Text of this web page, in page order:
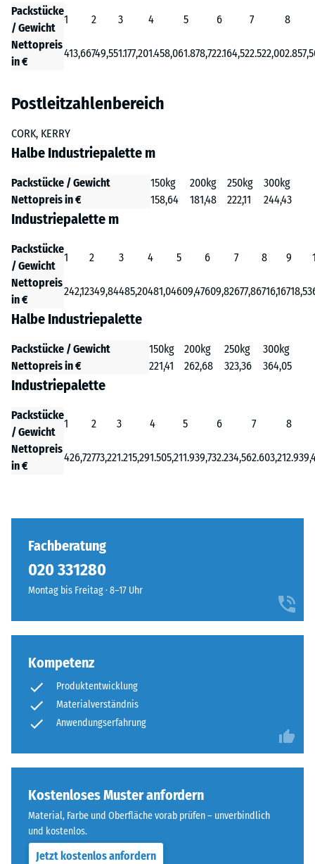
Packstücke
/ Gewicht
1 2 3 4 5 6 7
8
Nettopreis
in €
413,66749,551.177,201.458,061.878,722.164,522.522,00
Postleitzahlenbereich
CORK, KERRY
Halbe Industriepalette m
Packstücke / Gewicht 150kg 200kg 250kg
300kg
Nettopreis in €
158,64 181,48 222,11 244,43
Industriepalette m
Packstücke
/ Gewicht
1 2 3 4 5 6 7 8 9
Nettopreis
in €
242,12349,84485,20481,04609,47609,82677,86716,16718,53
Halbe Industriepalette
Packstücke / Gewicht 150kg 200kg 250kg
300kg
Nettopreis in €
221,41 262,68 323,36 364,05
Industriepalette
Packstücke
/ Gewicht
1 2 3 4 5 6 7
8
Nettopreis
in €
426,72773,221.215,291.505,211.939,732.234,562.603,21
Fachberatung
020 331280
Montag bis Freitag · 8–17 Uhr
Kompetenz
Produktentwicklung
Materialverständnis
Anwendungserfahrung
Kostenloses Muster anfordern
Material, Farbe und Oberfläche vorab prüfen – unverbindlich
und kostenlos.
Jetzt kostenlos anfordern